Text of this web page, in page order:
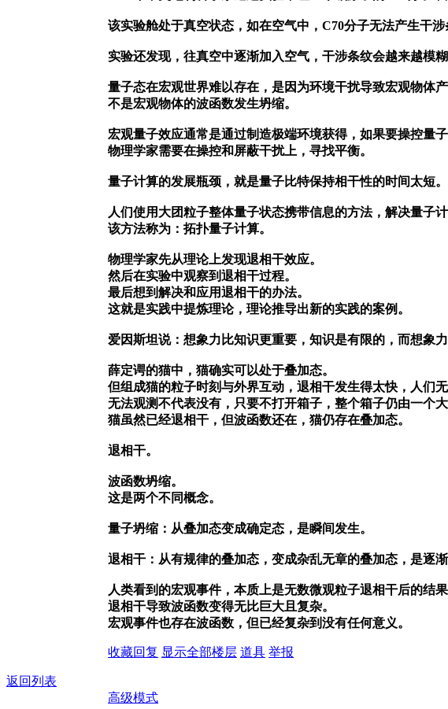
该实验舱处于真空状态，如在空气中，C70分子无法产生干涉
实验还发现，往真空中逐渐加入空气，干涉条纹会越来越模
量子态在宏观世界难以存在，是因为环境干扰导致宏观物体产
不是宏观物体的波函数发生坍缩。
宏观量子效应通常是通过制造极端环境获得，如果要操控量
物理学家需要在操控和屏蔽干扰上，寻找平衡。
量子计算的发展瓶颈，就是量子比特保持相干性的时间太短。
人们使用大团粒子整体量子状态携带信息的方法，解决量子计
该方法称为：拓扑量子计算。
物理学家先从理论上发现退相干效应。
然后在实验中观察到退相干过程。
最后想到解决和应用退相干的办法。
这就是实践中提炼理论，理论推导出新的实践的案例。
爱因斯坦说：想象力比知识更重要，知识是有限的，而想象
薛定谔的猫中，猫确实可以处于叠加态。
但组成猫的粒子时刻与外界互动，退相干发生得太快，人们
无法观测不代表没有，只要不打开箱子，整个箱子仍由一个大
猫虽然已经退相干，但波函数还在，猫仍存在叠加态。
退相干。
波函数坍缩。
这是两个不同概念。
量子坍缩：从叠加态变成确定态，是瞬间发生。
退相干：从有规律的叠加态，变成杂乱无章的叠加态，是逐
人类看到的宏观事件，本质上是无数微观粒子退相干后的结果
退相干导致波函数变得无比巨大且复杂。
宏观事件也存在波函数，但已经复杂到没有任何意义。
收藏回复 显示全部楼层 道具 举报
返回列表
高级模式